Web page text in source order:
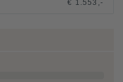
€ 1.553,-